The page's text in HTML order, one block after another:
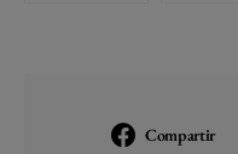
Compartir